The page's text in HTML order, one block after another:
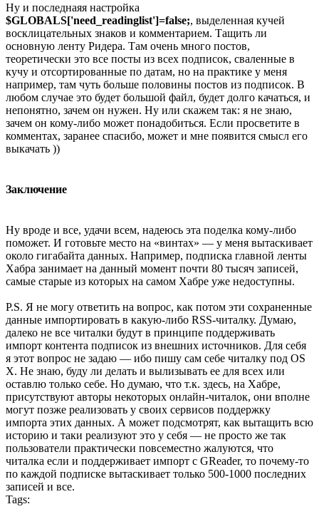
Ну и последнаяя настройка
$GLOBALS['need_readinglist']=false;, выделенная кучей
восклицательных знаков и комментарием. Тащить ли
основную ленту Ридера. Там очень много постов,
теоретически это все посты из всех подписок, сваленные в
кучу и отсортированные по датам, но на практике у меня
например, там чуть больше половины постов из подписок. В
любом случае это будет большой файл, будет долго качаться, и
непонятно, зачем он нужен. Ну или скажем так: я не знаю,
зачем он кому-либо может понадобиться. Если просветите в
комментах, заранее спасибо, может и мне появится смысл его
выкачать ))
Заключение
Ну вроде и все, удачи всем, надеюсь эта поделка кому-либо
поможет. И готовьте место на «винтах» — у меня вытаскивает
около гигабайта данных. Например, подписка главной ленты
Хабра занимает на данный момент почти 80 тысяч записей,
самые старые из которых на самом Хабре уже недоступны.
P.S. Я не могу ответить на вопрос, как потом эти сохраненные
данные импортировать в какую-либо RSS-читалку. Думаю,
далеко не все читалки будут в принципе поддерживать
импорт контента подписок из внешних источников. Для себя
я этот вопрос не задаю — ибо пишу сам себе читалку под OS
X. Не знаю, буду ли делать и вылизывать ее для всех или
оставлю только себе. Но думаю, что т.к. здесь, на Хабре,
присутствуют авторы некоторых онлайн-читалок, они вполне
могут позже реализовать у своих сервисов поддержку
импорта этих данных. А может подсмотрят, как вытащить всю
историю и таки реализуют это у себя — не просто же так
пользователи практически повсеместно жалуются, что
читалка если и поддерживает импорт с GReader, то почему-то
по каждой подписке вытаскивает только 500-1000 последних
записей и все.
Tags: